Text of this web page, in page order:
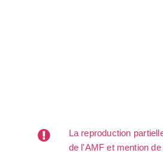
La reproduction
de l'AMF et mention